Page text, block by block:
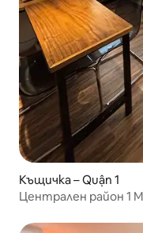
Къщичка – Quận 1
Централен район 1